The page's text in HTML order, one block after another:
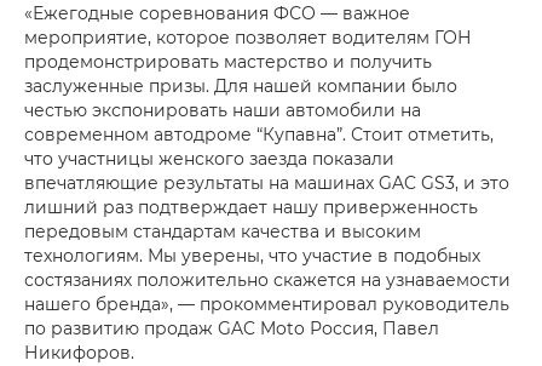
«Ежегодные соревнования ФСО — важное
мероприятие, которое позволяет водителям ГОН
продемонстрировать мастерство и получить
заслуженные призы. Для нашей компании было
честью экспонировать наши автомобили на
современном автодроме “Купавна”. Стоит отметить,
что участницы женского заезда показали
впечатляющие результаты на машинах GAC GS3, и это
лишний раз подтверждает нашу приверженность
передовым стандартам качества и высоким
технологиям. Мы уверены, что участие в подобных
состязаниях положительно скажется на узнаваемости
нашего бренда», — прокомментировал руководитель
по развитию продаж GAC Moto Россия, Павел
Никифоров.